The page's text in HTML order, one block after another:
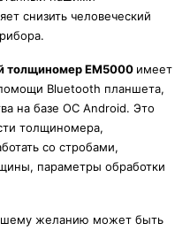
снизить человеческий
толщиномер EM5000 имеет
Bluetooth планшета,
на базе ОС Android. Это
толщиномера,
со стробами,
параметры обработки
желанию может быть